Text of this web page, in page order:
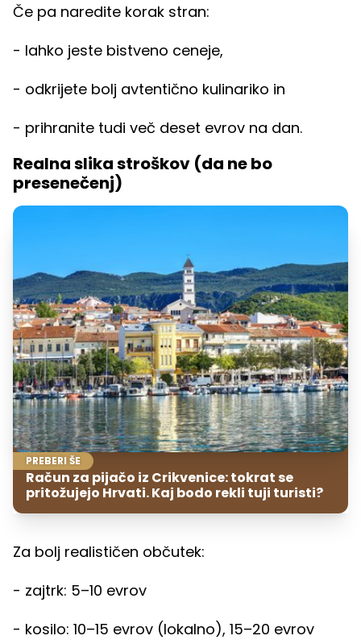
Če pa naredite korak stran:
- lahko jeste bistveno ceneje,
- odkrijete bolj avtentično kulinariko in
- prihranite tudi več deset evrov na dan.
Realna slika stroškov (da ne bo
presenečenj)
PREBERI ŠE
Račun za pijačo iz Crikvenice: tokrat se
pritožujejo Hrvati. Kaj bodo rekli tuji turisti?
Za bolj realističen občutek:
- zajtrk: 5–10 evrov
- kosilo: 10–15 evrov (lokalno), 15–20 evrov